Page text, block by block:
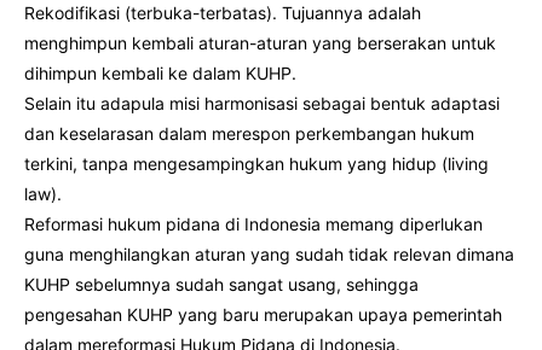
Rekodifikasi (terbuka-terbatas). Tujuannya adalah
menghimpun kembali aturan-aturan yang berserakan untuk
dihimpun kembali ke dalam KUHP.
Selain itu adapula misi harmonisasi sebagai bentuk adaptasi
dan keselarasan dalam merespon perkembangan hukum
terkini, tanpa mengesampingkan hukum yang hidup (living
law).
Reformasi hukum pidana di Indonesia memang diperlukan
guna menghilangkan aturan yang sudah tidak relevan dimana
KUHP sebelumnya sudah sangat usang, sehingga
pengesahan KUHP yang baru merupakan upaya pemerintah
dalam mereformasi Hukum Pidana di Indonesia.